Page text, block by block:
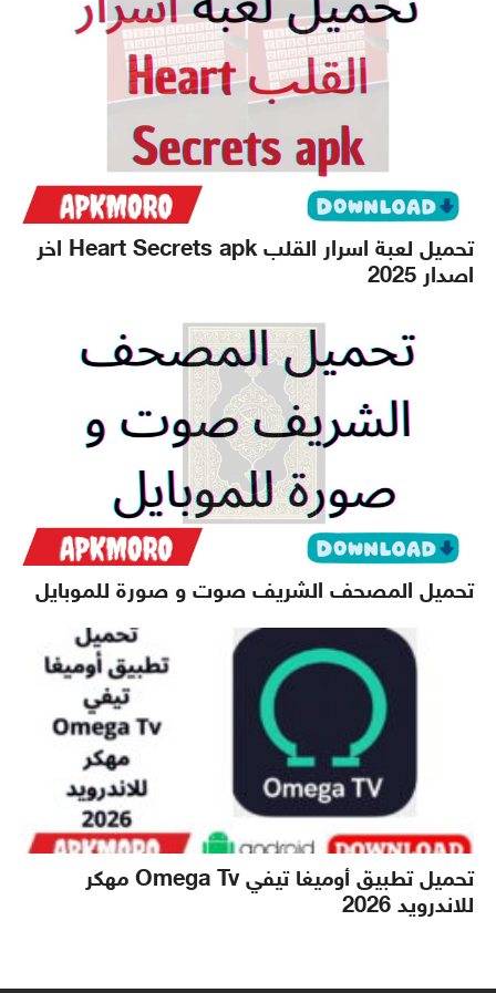
تحميل لعبة اسرار القلب Heart Secrets apk اخر
اصدار 2025
تحميل المصحف الشريف صوت و صورة للموبايل
تحميل تطبيق أوميغا تيفي Omega Tv مهكر
للاندرويد 2026